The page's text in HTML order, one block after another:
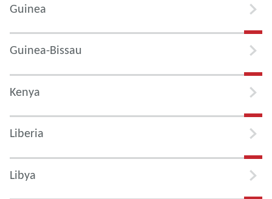
Guinea
Guinea-Bissau
Kenya
Liberia
Libya